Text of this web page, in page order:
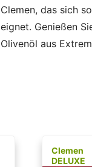
Clemen, das sich
eignet. Genießen
Olivenöl aus
Clemen
DELUXE